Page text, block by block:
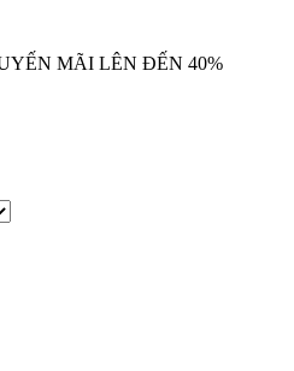
MÃI LÊN ĐẾN 40%